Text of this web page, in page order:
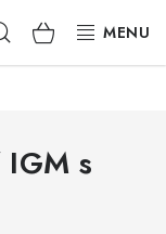
Hledat NÁKUPNÍ
KOŠÍK
s